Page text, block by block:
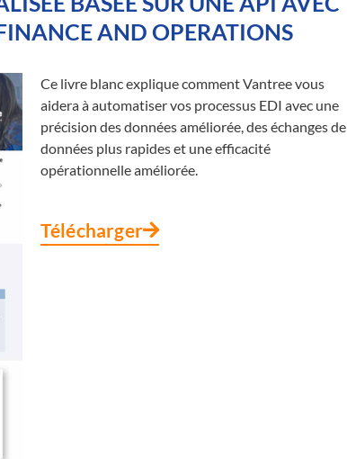
AND OPERATIONS
Ce livre blanc explique comment Vantree vous
aidera à automatiser vos processus EDI avec une
précision des données améliorée, des échanges de
données plus rapides et une efficacité
opérationnelle améliorée.
Télécharger